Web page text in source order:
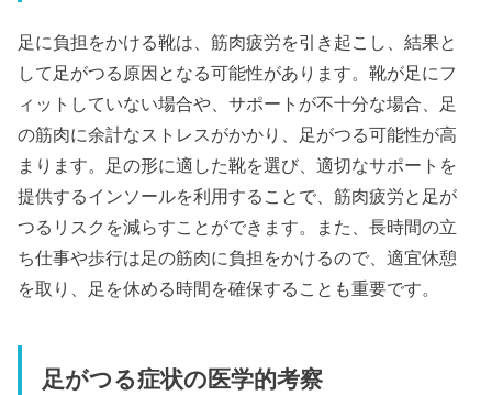
足に負担をかける靴は、筋肉疲労を引き起こし、結果と
して足がつる原因となる可能性があります。靴が足にフ
ィットしていない場合や、サポートが不十分な場合、足
の筋肉に余計なストレスがかかり、足がつる可能性が高
まります。足の形に適した靴を選び、適切なサポートを
提供するインソールを利用することで、筋肉疲労と足が
つるリスクを減らすことができます。また、長時間の立
ち仕事や歩行は足の筋肉に負担をかけるので、適宜休憩
を取り、足を休める時間を確保することも重要です。
足がつる症状の医学的考察